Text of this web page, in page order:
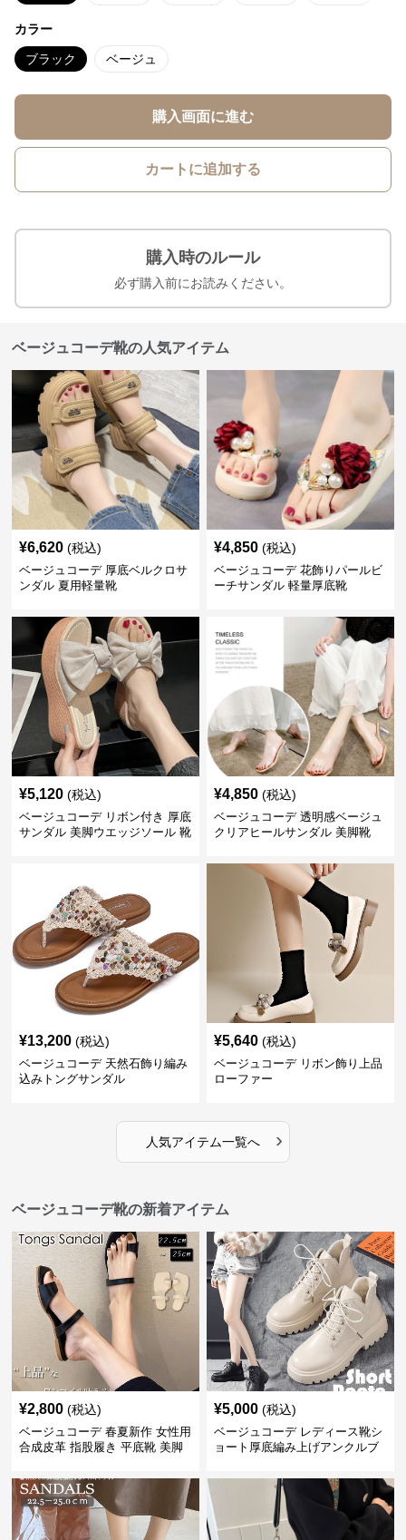
カラー
ブラック ベージュ
購入画面に進む
カートに追加する
購入時のルール
必ず購入前にお読みください。
ベージュコーデ靴の人気アイテム
¥6,620 (税込)
ベージュコーデ 厚底ベルクロサ
ンダル 夏用軽量靴
¥4,850 (税込)
ベージュコーデ 花飾りパールビ
ーチサンダル 軽量厚底靴
¥5,120 (税込)
ベージュコーデ リボン付き 厚底
サンダル 美脚ウエッジソール 靴
¥4,850 (税込)
ベージュコーデ 透明感ベージュ
クリアヒールサンダル 美脚靴
¥13,200 (税込)
ベージュコーデ 天然石飾り編み
込みトングサンダル
¥5,640 (税込)
ベージュコーデ リボン飾り上品
ローファー
人気アイテム一覧へ ›
ベージュコーデ靴の新着アイテム
¥2,800 (税込)
ベージュコーデ 春夏新作 女性用
合成皮革 指股履き 平底靴 美脚
¥5,000 (税込)
ベージュコーデ レディース靴シ
ョート厚底編み上げアンクルブ